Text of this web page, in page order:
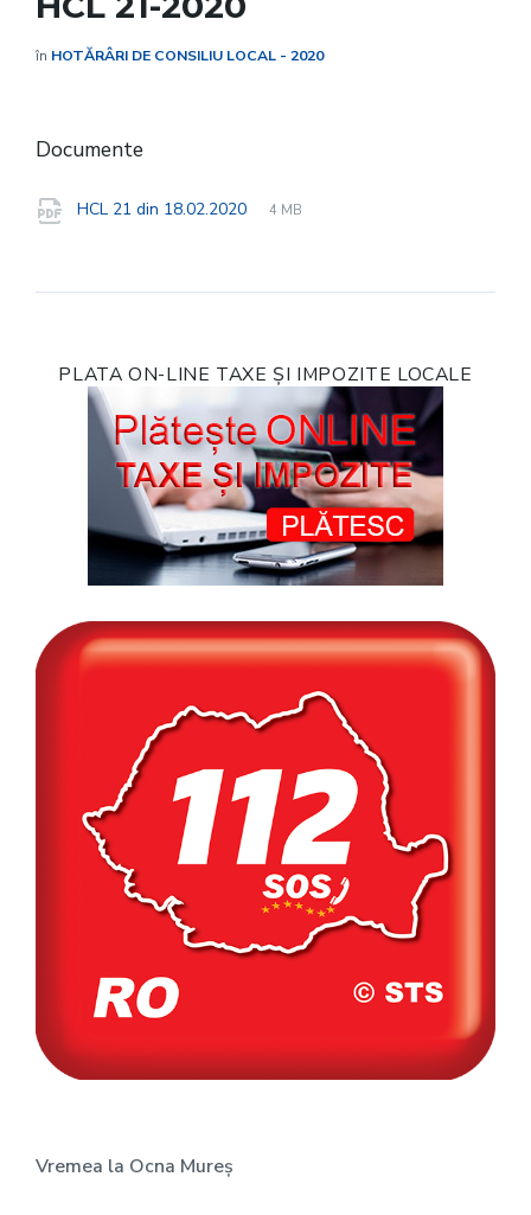
în HOTĂRÂRI DE CONSILIU LOCAL - 2020
Documente
HCL 21 din 18.02.2020
File
pdf
File
4 MB
PLATA ON-LINE TAXE ȘI IMPOZITE LOCALE
Vremea la Ocna Mureș